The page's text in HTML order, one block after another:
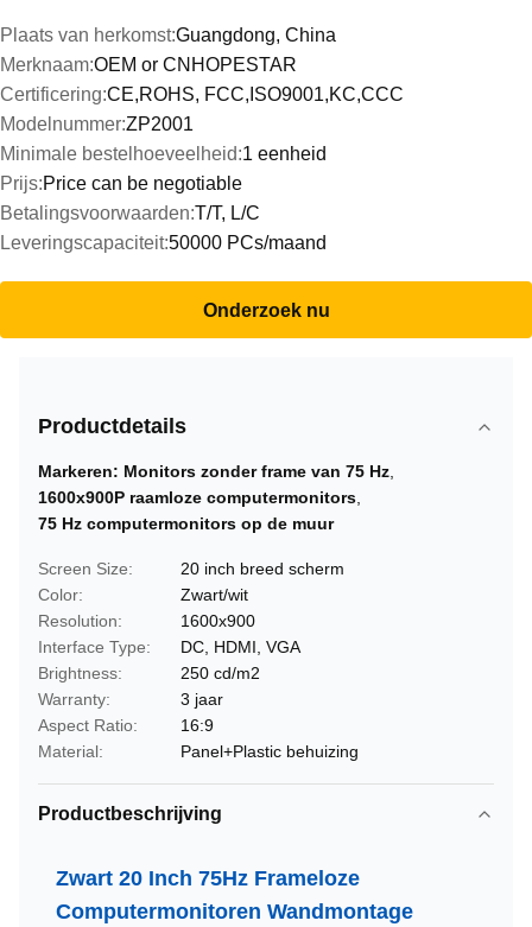
Plaats van herkomst:Guangdong, China
Merknaam:OEM or CNHOPESTAR
Certificering:CE,ROHS, FCC,ISO9001,KC,CCC
Modelnummer:ZP2001
Minimale bestelhoeveelheid:1 eenheid
Prijs:Price can be negotiable
Betalingsvoorwaarden:T/T, L/C
Leveringscapaciteit:50000 PCs/maand
Onderzoek nu
Productdetails
Markeren: Monitors zonder frame van 75 Hz
1600x900P raamloze computermonitors
75 Hz computermonitors op de muur
Screen Size:
20 inch breed scherm
Color:
Zwart/wit
Resolution:
1600x900
Interface Type:
DC, HDMI, VGA
Brightness:
250 cd/m2
Warranty:
3 jaar
Aspect Ratio:
16:9
Material:
Panel+Plastic behuizing
Productbeschrijving
Zwart 20 Inch 75Hz Frameloze
Computermonitoren Wandmontage